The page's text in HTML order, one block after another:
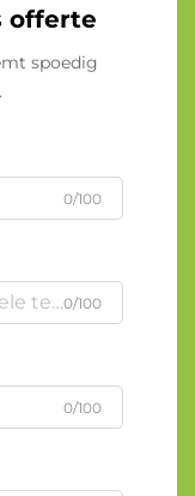
offerte
spoedig
0/100
0/100
0/100